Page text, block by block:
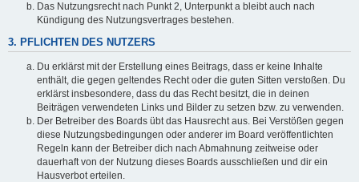
Das Nutzungsrecht nach Punkt 2, Unterpunkt a bleibt auch nach
Kündigung des Nutzungsvertrages bestehen.
3. PFLICHTEN DES NUTZERS
Du erklärst mit der Erstellung eines Beitrags, dass er keine Inhalte
enthält, die gegen geltendes Recht oder die guten Sitten verstoßen. Du
erklärst insbesondere, dass du das Recht besitzt, die in deinen
Beiträgen verwendeten Links und Bilder zu setzen bzw. zu verwenden.
Der Betreiber des Boards übt das Hausrecht aus. Bei Verstößen gegen
diese Nutzungsbedingungen oder anderer im Board veröffentlichten
Regeln kann der Betreiber dich nach Abmahnung zeitweise oder
dauerhaft von der Nutzung dieses Boards ausschließen und dir ein
Hausverbot erteilen.